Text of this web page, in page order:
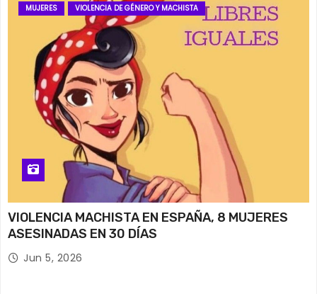
MUJERES VIOLENCIA DE GÉNERO Y MACHISTA
VIOLENCIA MACHISTA EN ESPAÑA, 8 MUJERES
ASESINADAS EN 30 DÍAS
Jun 5, 2026